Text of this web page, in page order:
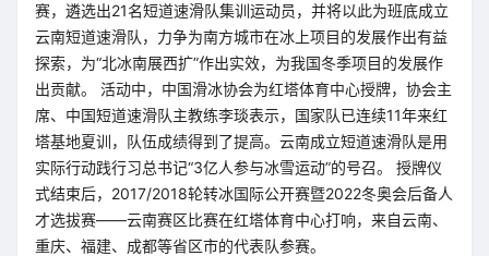
赛，遴选出21名短道速滑队集训运动员，并将以此为班底成立
云南短道速滑队，力争为南方城市在冰上项目的发展作出有益
探索，为“北冰南展西扩”作出实效，为我国冬季项目的发展作
出贡献。 活动中，中国滑冰协会为红塔体育中心授牌，协会主
席、中国短道速滑队主教练李琰表示，国家队已连续11年来红
塔基地夏训，队伍成绩得到了提高。云南成立短道速滑队是用
实际行动践行习总书记“3亿人参与冰雪运动”的号召。 授牌仪
式结束后，2017/2018轮转冰国际公开赛暨2022冬奥会后备人
才选拔赛——云南赛区比赛在红塔体育中心打响，来自云南、
重庆、福建、成都等省区市的代表队参赛。